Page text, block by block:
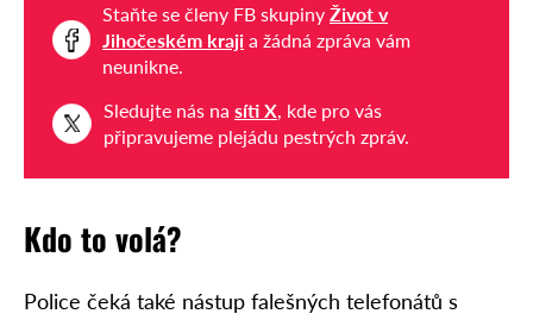
Staňte se členy FB skupiny Život v
Jihočeském kraji a žádná zpráva vám
neunikne.
Sledujte nás na síti X, kde pro vás
připravujeme plejádu pestrých zpráv.
Kdo to volá?
Police čeká také nástup falešných telefonátů s